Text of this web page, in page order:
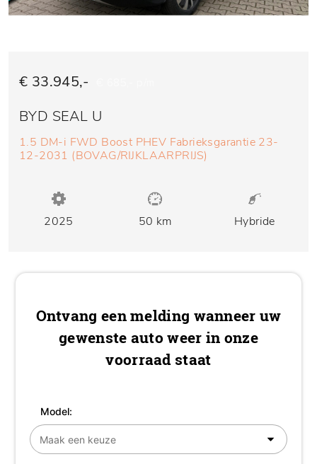
€ 33.945,-
BYD SEAL U
1.5 DM-i FWD Boost PHEV Fabrieksgarantie 23-
12-2031 (BOVAG/RIJKLAARPRIJS)
2025 50 km Hybride
Ontvang een melding wanneer uw
gewenste auto weer in onze
voorraad staat
Model: